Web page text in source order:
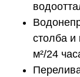
столба и
м²/24